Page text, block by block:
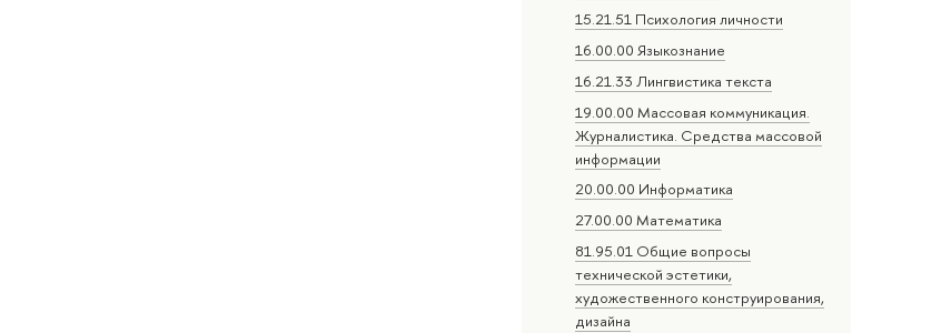
15.21.51 Психология личности
16.00.00 Языкознание
16.21.33 Лингвистика текста
19.00.00 Массовая коммуникация.
Журналистика. Средства массовой
информации
20.00.00 Информатика
27.00.00 Математика
81.95.01 Общие вопросы
технической эстетики,
художественного конструирования,
дизайна